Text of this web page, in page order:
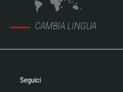
CAMBIA LINGUA
Seguici